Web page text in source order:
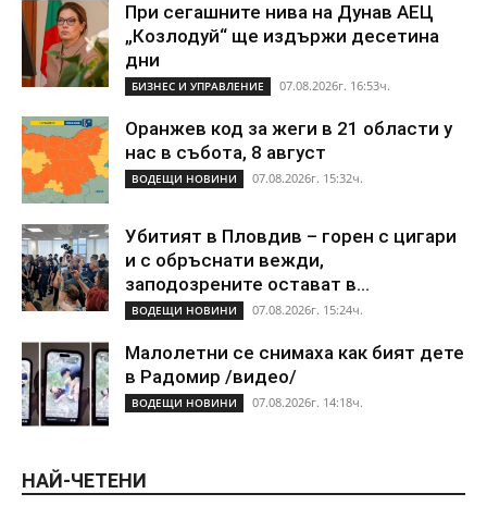
При сегашните нива на Дунав АЕЦ
„Козлодуй“ ще издържи десетина
дни
БИЗНЕС И УПРАВЛЕНИЕ 07.08.2026г. 16:53ч.
Оранжев код за жеги в 21 области у
нас в събота, 8 август
ВОДЕЩИ НОВИНИ 07.08.2026г. 15:32ч.
Убитият в Пловдив – горен с цигари
и с обръснати вежди,
заподозрените остават в...
ВОДЕЩИ НОВИНИ 07.08.2026г. 15:24ч.
Малолетни се снимаха как бият дете
в Радомир /видео/
ВОДЕЩИ НОВИНИ 07.08.2026г. 14:18ч.
НАЙ-ЧЕТЕНИ